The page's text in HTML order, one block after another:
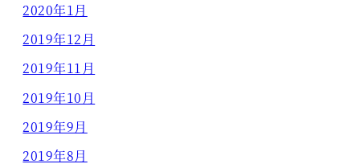
2020年1月
2019年12月
2019年11月
2019年10月
2019年9月
2019年8月